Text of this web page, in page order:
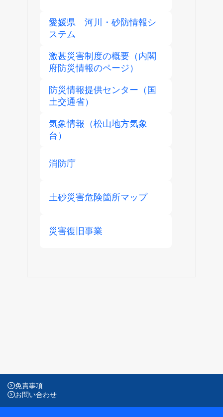
愛媛県 河川・砂防情報シ
ステム
激甚災害制度の概要（内閣
府防災情報のページ）
防災情報提供センター（国
土交通省）
気象情報（松山地方気象
台）
消防庁
土砂災害危険箇所マップ
災害復旧事業
免責事項
お問い合わせ